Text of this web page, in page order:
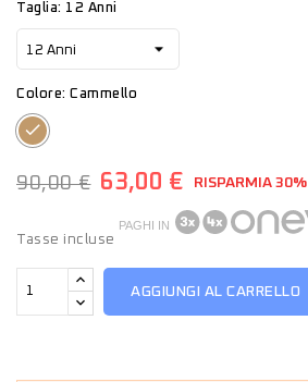
Taglia: 12 Anni
Colore: Cammello
Cammello
90,00 € 63,00 € RISPARMIA 30%
Tasse incluse
PAGHI IN
AGGIUNGI AL CARRELLO